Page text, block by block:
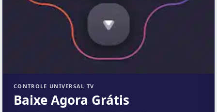
CONTROLE UNIVERSAL TV
Baixe Agora Grátis